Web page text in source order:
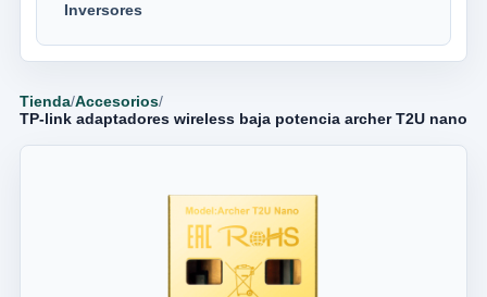
Inversores
Tienda/Accesorios/
TP-link adaptadores wireless baja potencia archer T2U nano